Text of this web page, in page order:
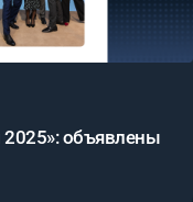
объявлены